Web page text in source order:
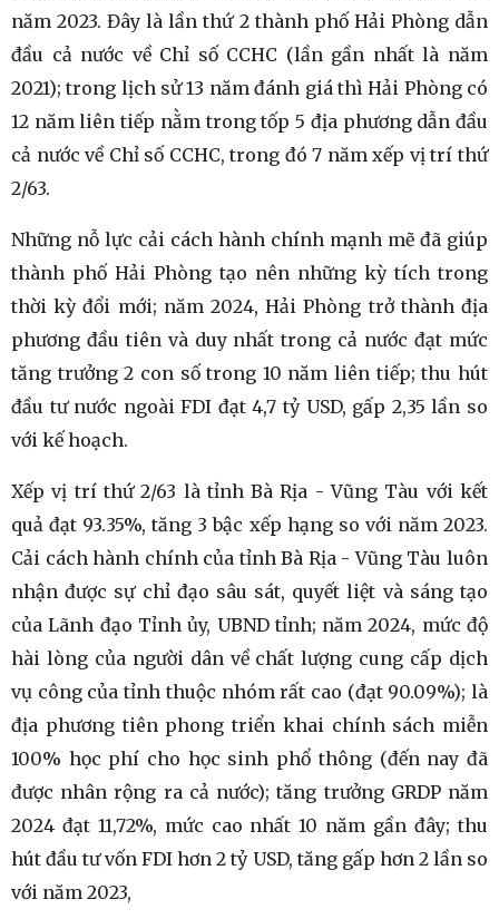
năm 2023. Đây là lần thứ 2 thành phố Hải Phòng dẫn
đầu cả nước về Chỉ số CCHC (lần gần nhất là năm
2021); trong lịch sử 13 năm đánh giá thì Hải Phòng có
12 năm liên tiếp nằm trong tốp 5 địa phương dẫn đầu
cả nước về Chỉ số CCHC, trong đó 7 năm xếp vị trí thứ
2/63.
Những nỗ lực cải cách hành chính mạnh mẽ đã giúp
thành phố Hải Phòng tạo nên những kỳ tích trong
thời kỳ đổi mới; năm 2024, Hải Phòng trở thành địa
phương đầu tiên và duy nhất trong cả nước đạt mức
tăng trưởng 2 con số trong 10 năm liên tiếp; thu hút
đầu tư nước ngoài FDI đạt 4,7 tỷ USD, gấp 2,35 lần so
với kế hoạch.
Xếp vị trí thứ 2/63 là tỉnh Bà Rịa - Vũng Tàu với kết
quả đạt 93.35%, tăng 3 bậc xếp hạng so với năm 2023.
Cải cách hành chính của tỉnh Bà Rịa - Vũng Tàu luôn
nhận được sự chỉ đạo sâu sát, quyết liệt và sáng tạo
của Lãnh đạo Tỉnh ủy, UBND tỉnh; năm 2024, mức độ
hài lòng của người dân về chất lượng cung cấp dịch
vụ công của tỉnh thuộc nhóm rất cao (đạt 90.09%); là
địa phương tiên phong triển khai chính sách miễn
100% học phí cho học sinh phổ thông (đến nay đã
được nhân rộng ra cả nước); tăng trưởng GRDP năm
2024 đạt 11,72%, mức cao nhất 10 năm gần đây; thu
hút đầu tư vốn FDI hơn 2 tỷ USD, tăng gấp hơn 2 lần so
với năm 2023,